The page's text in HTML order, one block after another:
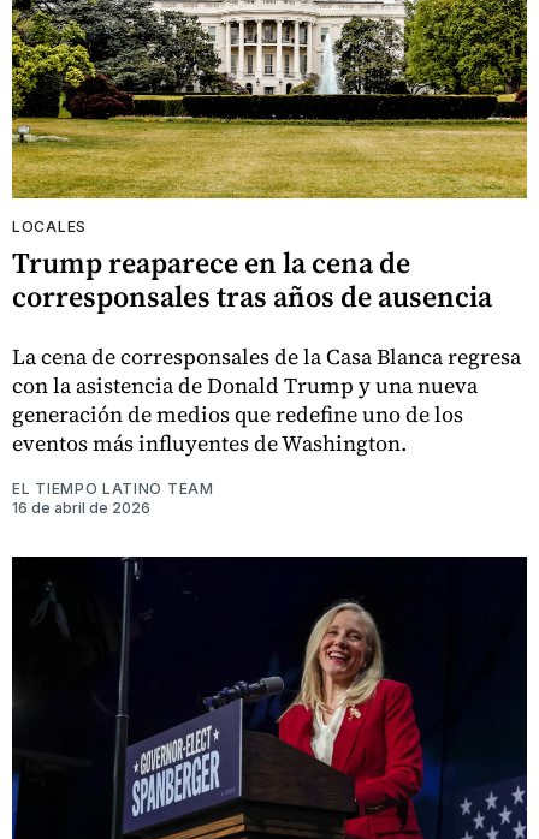
LOCALES
Trump reaparece en la cena de
corresponsales tras años de ausencia
La cena de corresponsales de la Casa Blanca regresa
con la asistencia de Donald Trump y una nueva
generación de medios que redefine uno de los
eventos más influyentes de Washington.
EL TIEMPO LATINO TEAM
16 de abril de 2026